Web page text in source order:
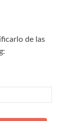
de las